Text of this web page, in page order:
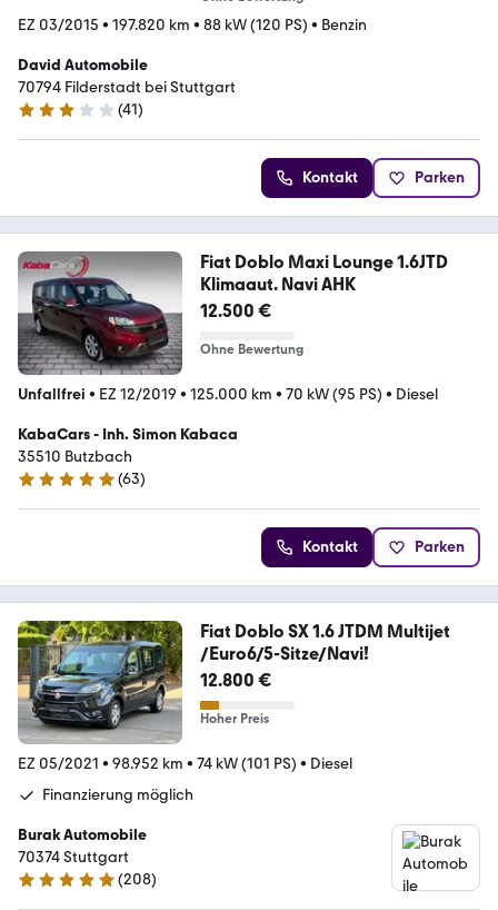
EZ 03/2015 • 197.820 km • 88 kW (120 PS) • Benzin
David Automobile
70794 Filderstadt bei Stuttgart
3.1 Sterne
(41)
Kontakt Parken
Fiat Doblo Maxi Lounge 1.6JTD
Klimaaut. Navi AHK
12.500 €
Ohne Bewertung
Unfallfrei • EZ 12/2019 • 125.000 km • 70 kW (95 PS) • Diesel
KabaCars - Inh. Simon Kabaca
35510 Butzbach
4.8 Sterne
(63)
Kontakt Parken
Fiat Doblo SX 1.6 JTDM Multijet
/Euro6/5-Sitze/Navi!
12.800 €
Hoher Preis
EZ 05/2021 • 98.952 km • 74 kW (101 PS) • Diesel
Finanzierung möglich
Burak Automobile
70374 Stuttgart
4.8 Sterne
(208)